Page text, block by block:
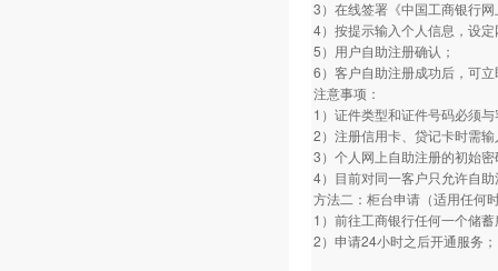
3）在线签署《中国工商银行
4）按提示输入个人信息，设
5）用户自助注册确认；
6）客户自助注册成功后，可
注意事项：
1）证件类型和证件号码必须
2）注册信用卡、贷记卡时需
3）个人网上自助注册的初始
4）目前对同一客户只允许自
方法二：柜台申请（适用任何
1）前往工商银行任何一个储
2）申请24小时之后开通服务；